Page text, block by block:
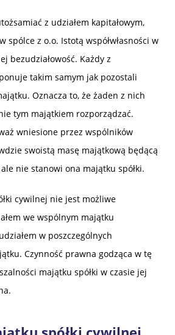
z udziałem kapitałowym,
spólce z o.o. Istotą współwłasności w
bezudziałowość. Każdy z
takim samym jak pozostali
Oznacza to, że żaden z nich
tym majątkiem rozporządzać.
wniesione przez wspólników
swoistą masę majątkową będącą
nie stanowi ona majątku spółki.
cywilnej nie jest możliwe
we wspólnym majątku
w poszczególnych
Czynność prawna godząca w tę
majątku spółki w czasie jej